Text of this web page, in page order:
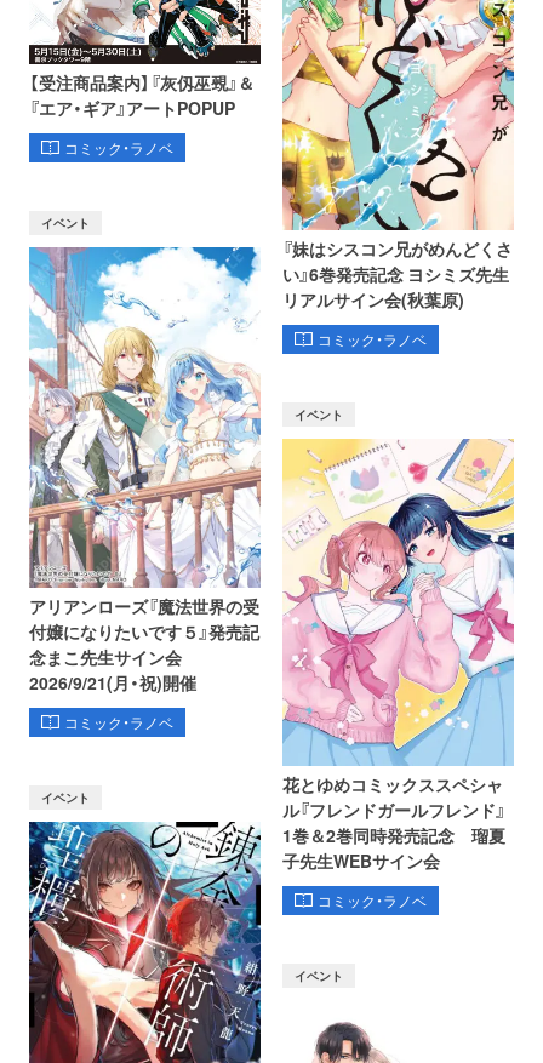
【受注商品案内】『灰仭巫覡』＆
『エア・ギア』アートPOPUP
コミック・ラノベ
『妹はシスコン兄がめんどくさ
い』6巻発売記念 ヨシミズ先生
リアルサイン会(秋葉原)
コミック・ラノベ
イベント
アリアンローズ『魔法世界の受
付嬢になりたいです５』発売記
念まこ先生サイン会
2026/9/21(月・祝)開催
コミック・ラノベ
イベント
花とゆめコミックススペシャ
ル『フレンドガールフレンド』
1巻＆2巻同時発売記念 瑠夏
子先生WEBサイン会
コミック・ラノベ
イベント
イベント